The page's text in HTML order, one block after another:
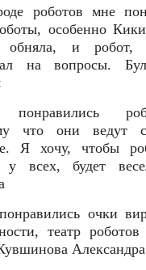
роботов мне
особенно
обняла, и робот,
на вопросы.
что они ведут
Я хочу, чтобы
у всех, будет
очки
театр
Александра